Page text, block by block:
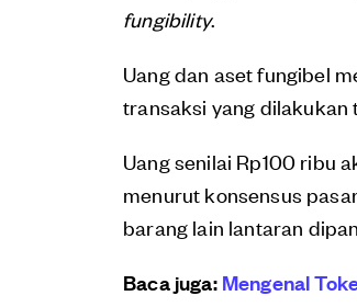
fungibility.
Uang dan aset fungibel
transaksi yang dilakukan
Uang senilai Rp100 ribu
menurut konsensus
barang lain lantaran
Baca juga:Mengenal